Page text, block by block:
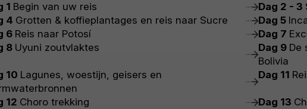
1 Begin van uw reis Dag 2 - 3
4 Grotten & koffieplantages en reis naar Sucre Dag 5
6 Reis naar Potosí Dag 7
8 Uyuni zoutvlaktes Dag 9 De
Bolivia
10 Lagunes, woestijn, geisers en
Dag 11
12 Choro trekking Dag 13